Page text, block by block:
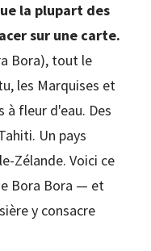
la plupart des
sur une carte.
Bora), tout le
les Marquises et
à fleur d'eau. Des
Un pays
Zélande. Voici ce
Bora Bora — et
y consacre